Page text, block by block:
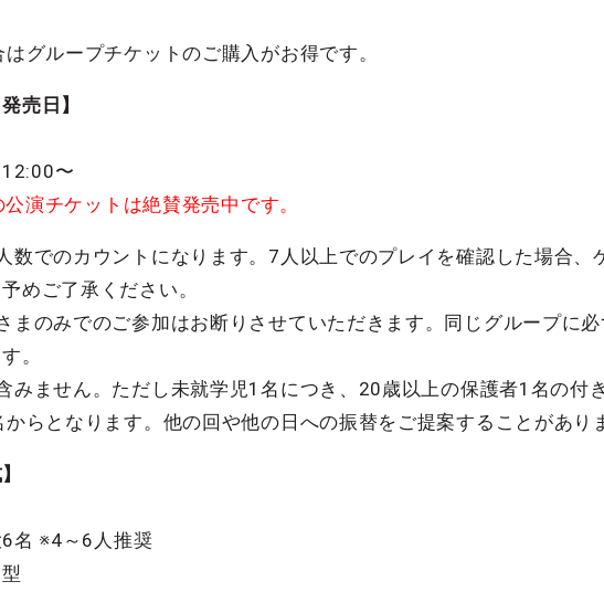
グループチケットのご購入がお得です。
売日】
〜
演チケットは絶賛発売中です。
数でのカウントになります。7人以上でのプレイを確認した場合、
めご了承ください。
まのみでのご参加はお断りさせていただきます。同じグループに
。
みません。ただし未就学児1名につき、20歳以上の保護者1名の付
らとなります。他の回や他の日への振替をご提案することがあり
名 ※4～6人推奨